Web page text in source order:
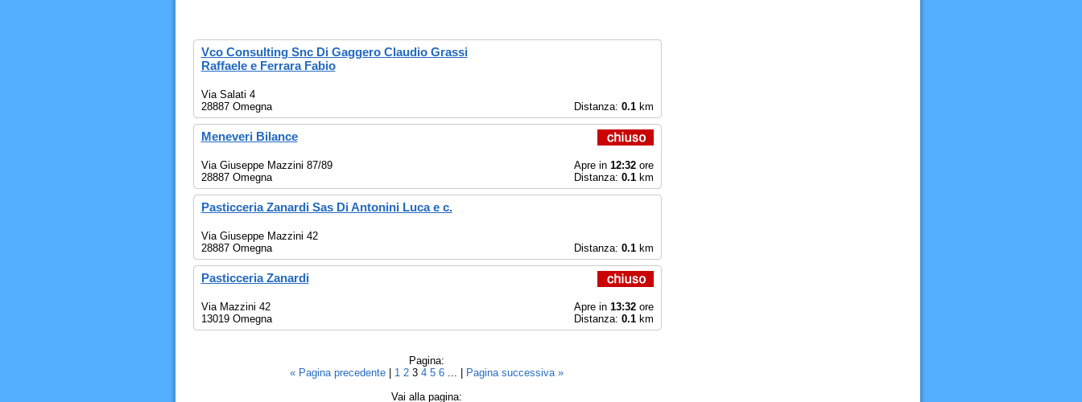
Vco Consulting Snc Di Gaggero Claudio Grassi
Raffaele e Ferrara Fabio
Via Salati 4
28887 Omegna
Distanza: 0.1km
Meneveri Bilance
Via Giuseppe Mazzini 87/89
28887 Omegna
Apre in 12:32ore
Distanza: 0.1km
Pasticceria Zanardi Sas Di Antonini Luca e c.
Via Giuseppe Mazzini 42
28887 Omegna
Distanza: 0.1km
Pasticceria Zanardi
Via Mazzini 42
13019 Omegna
Apre in 13:32ore
Distanza: 0.1km
Pagina:
« Pagina precedente
1 2 3 4 5 6 ... |
Pagina successiva »
Vai alla pagina: